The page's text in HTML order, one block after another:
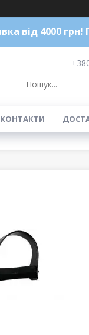
від 4000
КОНТАКТИ